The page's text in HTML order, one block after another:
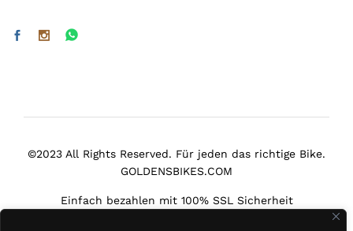
©2023 All Rights Reserved. Für jeden das richtige Bike.
GOLDENSBIKES.COM
Einfach bezahlen mit 100% SSL Sicherheit